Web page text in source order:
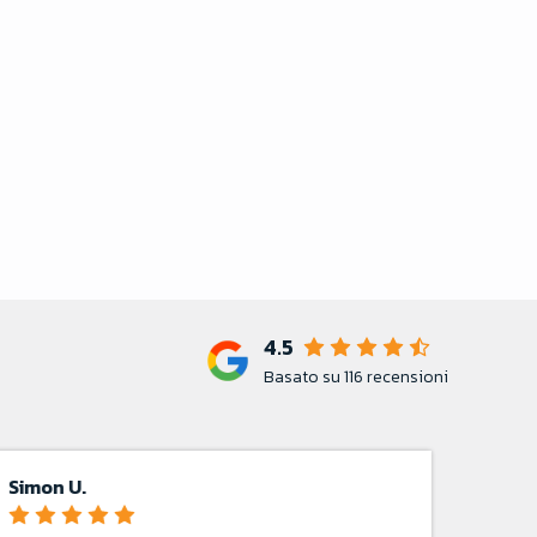
4.5
Basato su116recensioni
marco S.